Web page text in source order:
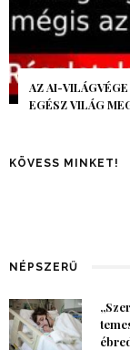
AZ AI-VILÁGVÉGE
EGÉSZ VILÁG
KÖVESS MINKET!
NÉPSZERŰ